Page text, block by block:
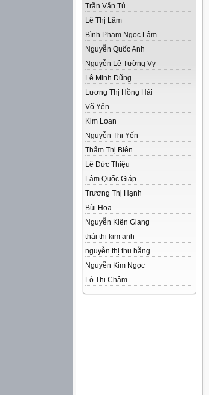
Trần Văn Tú
Lê Thị Lâm
Bình Phạm Ngọc Lâm
Nguyễn Quốc Anh
Nguyễn Lê Tường Vy
Lê Minh Dũng
Lương Thị Hồng Hải
Võ Yến
Kim Loan
Nguyễn Thị Yến
Thẩm Thị Biên
Lê Đức Thiệu
Lâm Quốc Giáp
Trương Thị Hạnh
Bùi Hoa
Nguyễn Kiên Giang
thái thị kim anh
nguyễn thị thu hằng
Nguyễn Kim Ngọc
Lò Thị Châm